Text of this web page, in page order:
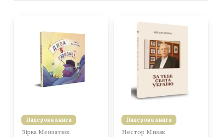
Паперова книга
Зірка Мензатюк
Паперова книга
Нестор Мизак